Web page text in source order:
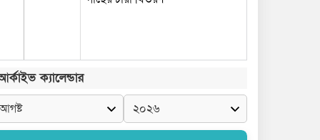
ক্যালেন্ডার